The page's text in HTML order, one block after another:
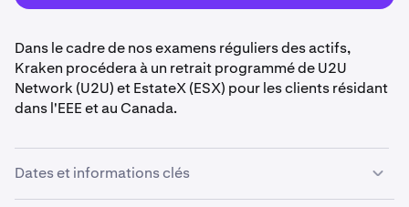
Dans le cadre de nos examens réguliers des actifs,
Kraken procédera à un retrait programmé de U2U
Network (U2U) et EstateX (ESX) pour les clients résidant
dans l'EEE et au Canada.
Dates et informations clés